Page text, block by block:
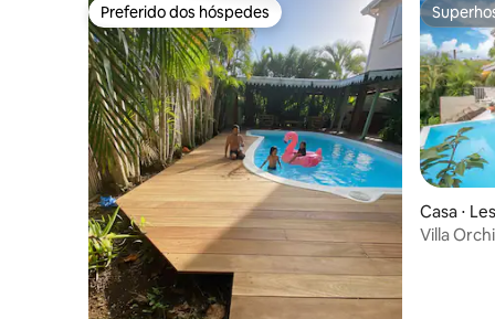
Preferido dos hóspedes
Preferido dos hóspedes
Casa ⋅
Villa